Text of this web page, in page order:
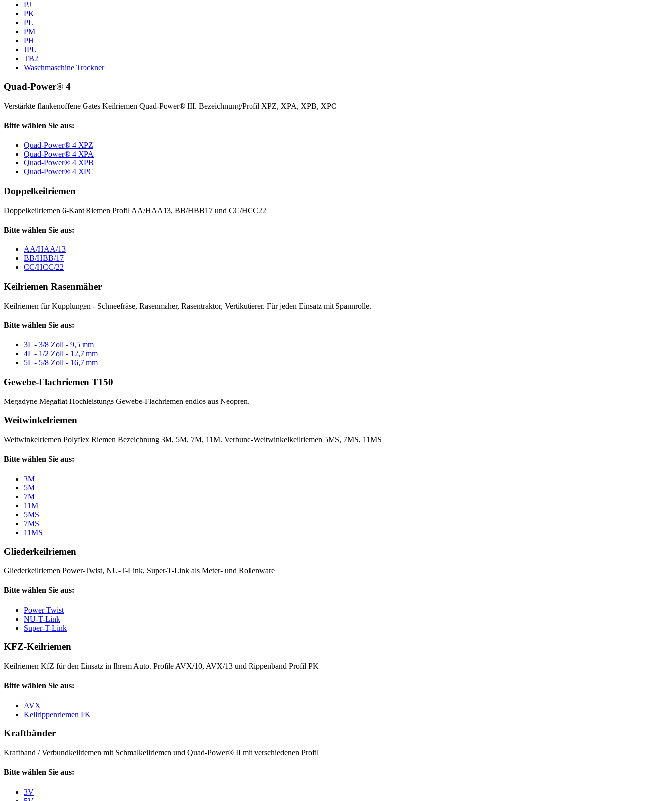
PJ
PK
PL
PM
PH
JPU
TB2
Waschmaschine Trockner
Quad-Power® 4
Verstärkte flankenoffene Gates Keilriemen Quad-Power® III. Bezeichnung/Profil XPZ, XPA, XPB, XPC
Bitte wählen Sie aus:
Quad-Power® 4 XPZ
Quad-Power® 4 XPA
Quad-Power® 4 XPB
Quad-Power® 4 XPC
Doppelkeilriemen
Doppelkeilriemen 6-Kant Riemen Profil AA/HAA13, BB/HBB17 und CC/HCC22
Bitte wählen Sie aus:
AA/HAA/13
BB/HBB/17
CC/HCC/22
Keilriemen Rasenmäher
Keilriemen für Kupplungen - Schneefräse, Rasenmäher, Rasentraktor, Vertikutierer. Für jeden Einsatz mit Spannrolle.
Bitte wählen Sie aus:
3L - 3/8 Zoll - 9,5 mm
4L - 1/2 Zoll - 12,7 mm
5L - 5/8 Zoll - 16,7 mm
Gewebe-Flachriemen T150
Megadyne Megaflat Hochleistungs Gewebe-Flachriemen endlos aus Neopren.
Weitwinkelriemen
Weitwinkelriemen Polyflex Riemen Bezeichnung 3M, 5M, 7M, 11M. Verbund-Weitwinkelkeilriemen 5MS, 7MS, 11MS
Bitte wählen Sie aus:
3M
5M
7M
11M
5MS
7MS
11MS
Gliederkeilriemen
Gliederkeilriemen Power-Twist, NU-T-Link, Super-T-Link als Meter- und Rollenware
Bitte wählen Sie aus:
Power Twist
NU-T-Link
Super-T-Link
KFZ-Keilriemen
Keilriemen KfZ für den Einsatz in Ihrem Auto. Profile AVX/10, AVX/13 und Rippenband Profil PK
Bitte wählen Sie aus:
AVX
Keilrippenriemen PK
Kraftbänder
Kraftband / Verbundkeilriemen mit Schmalkeilriemen und Quad-Power® II mit verschiedenen Profil
Bitte wählen Sie aus:
3V